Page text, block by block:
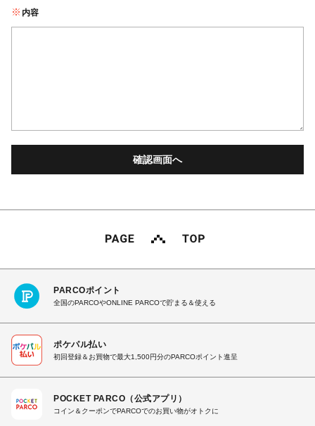
内容
PARCOポイント
全国のPARCOやONLINE PARCOで貯まる＆使える
ポケパル払い
初回登録＆お買物で最大1,500円分のPARCOポイント進呈
POCKET PARCO（公式アプリ）
コイン＆クーポンでPARCOでのお買い物がオトクに